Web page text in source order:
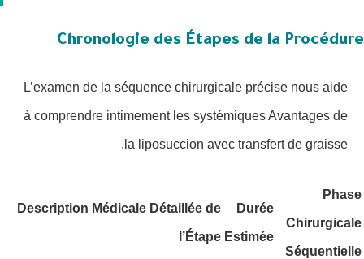
Chronologie des Étapes de la Procédure
L’examen de la séquence chirurgicale précise nous aide
à comprendre intimement les systémiques Avantages de
la liposuccion avec transfert de graisse.
Phase
Chirurgicale
Séquentielle
Durée
Estimée
Description Médicale Détaillée de
l’Étape